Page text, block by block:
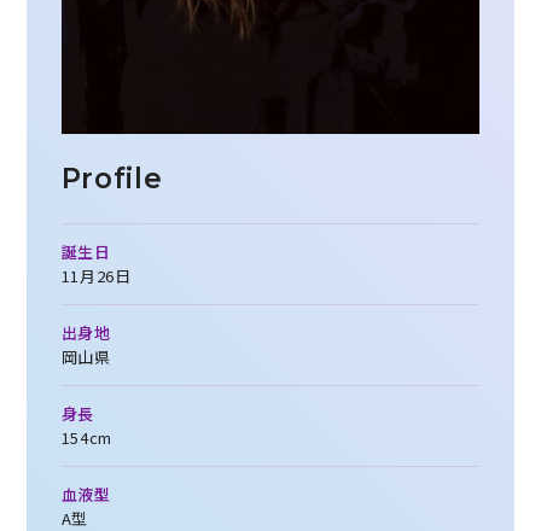
Profile
誕生日
11月26日
出身地
岡山県
身長
154cm
血液型
A型